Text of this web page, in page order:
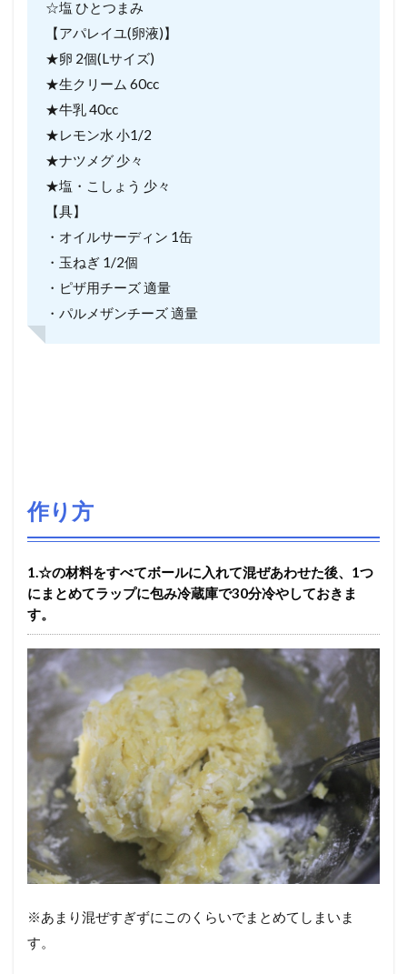
☆塩 ひとつまみ
【アパレイユ(卵液)】
★卵 2個(Lサイズ)
★生クリーム 60cc
★牛乳 40cc
★レモン水 小1/2
★ナツメグ 少々
★塩・こしょう 少々
【具】
・オイルサーディン 1缶
・玉ねぎ 1/2個
・ピザ用チーズ 適量
・パルメザンチーズ 適量
作り方
1.☆の材料をすべてボールに入れて混ぜあわせた後、1つ
にまとめてラップに包み冷蔵庫で30分冷やしておきま
す。
※あまり混ぜすぎずにこのくらいでまとめてしまいま
す。